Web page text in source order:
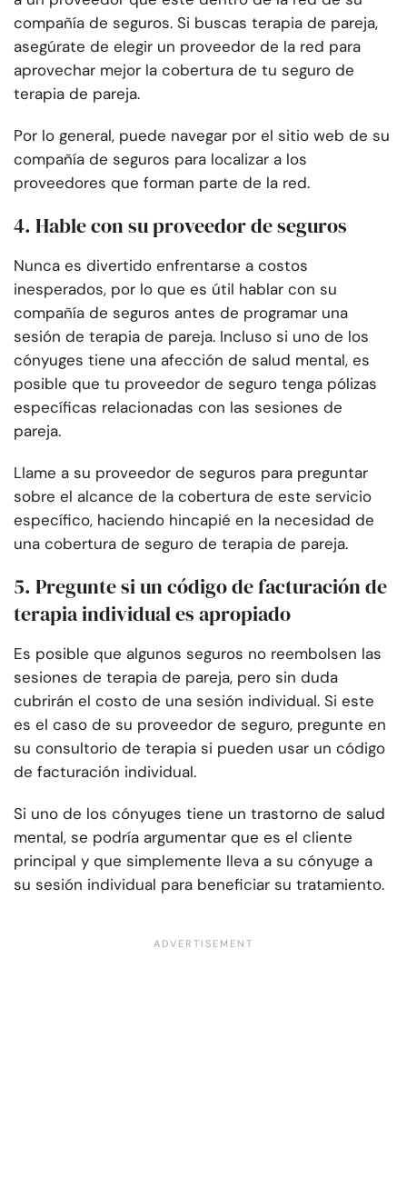
compañía de seguros. Si buscas terapia de pareja,
asegúrate de elegir un proveedor de la red para
aprovechar mejor la cobertura de tu seguro de
terapia de pareja.
Por lo general, puede navegar por el sitio web de su
compañía de seguros para localizar a los
proveedores que forman parte de la red.
4. Hable con su proveedor de seguros
Nunca es divertido enfrentarse a costos
inesperados, por lo que es útil hablar con su
compañía de seguros antes de programar una
sesión de terapia de pareja. Incluso si uno de los
cónyuges tiene una afección de salud mental, es
posible que tu proveedor de seguro tenga pólizas
específicas relacionadas con las sesiones de
pareja.
Llame a su proveedor de seguros para preguntar
sobre el alcance de la cobertura de este servicio
específico, haciendo hincapié en la necesidad de
una cobertura de seguro de terapia de pareja.
5. Pregunte si un código de facturación de
terapia individual es apropiado
Es posible que algunos seguros no reembolsen las
sesiones de terapia de pareja, pero sin duda
cubrirán el costo de una sesión individual. Si este
es el caso de su proveedor de seguro, pregunte en
su consultorio de terapia si pueden usar un código
de facturación individual.
Si uno de los cónyuges tiene un trastorno de salud
mental, se podría argumentar que es el cliente
principal y que simplemente lleva a su cónyuge a
su sesión individual para beneficiar su tratamiento.